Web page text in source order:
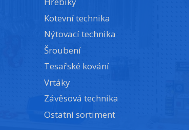
Kotevní technika
Nýtovací technika
Šroubení
Tesařské kování
Vrtáky
Závěsová technika
Ostatní sortiment